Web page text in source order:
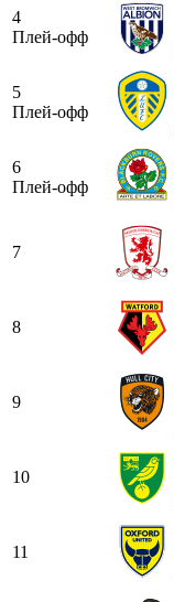
4
Плей-офф
5
Плей-офф
6
Плей-офф
7
8
9
10
11